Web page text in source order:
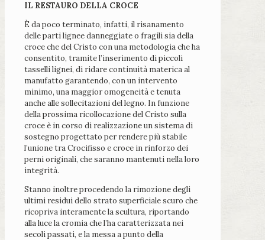
IL RESTAURO DELLA CROCE
È da poco terminato, infatti, il risanamento
delle parti lignee danneggiate o fragili sia della
croce che del Cristo con una metodologia che ha
consentito, tramite l’inserimento di piccoli
tasselli lignei, di ridare continuità materica al
manufatto garantendo, con un intervento
minimo, una maggior omogeneità e tenuta
anche alle sollecitazioni del legno. In funzione
della prossima ricollocazione del Cristo sulla
croce è in corso di realizzazione un sistema di
sostegno progettato per rendere più stabile
l’unione tra Crocifisso e croce in rinforzo dei
perni originali, che saranno mantenuti nella loro
integrità.
Stanno inoltre procedendo la rimozione degli
ultimi residui dello strato superficiale scuro che
ricopriva interamente la scultura, riportando
alla luce la cromia che l’ha caratterizzata nei
secoli passati, e la messa a punto della